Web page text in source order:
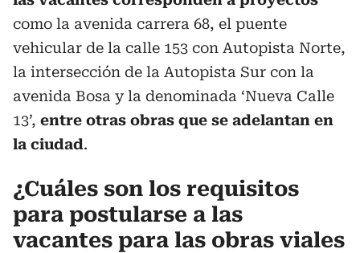
como la avenida carrera 68, el puente
vehicular de la calle 153 con Autopista Norte,
la intersección de la Autopista Sur con la
avenida Bosa y la denominada ‘Nueva Calle
13’, entre otras obras que se adelantan en
la ciudad.
¿Cuáles son los requisitos
para postularse a las
vacantes para las obras viales